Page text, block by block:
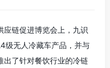
应链促进博览会上，九识
级无人冷藏车产品，并与
出了针对餐饮行业的冷链